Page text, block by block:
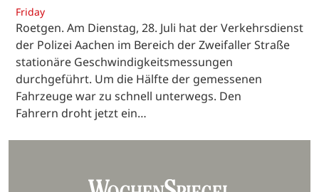
Friday
Roetgen. Am Dienstag, 28. Juli hat der Verkehrsdienst
der Polizei Aachen im Bereich der Zweifaller Straße
stationäre Geschwindigkeitsmessungen
durchgeführt. Um die Hälfte der gemessenen
Fahrzeuge war zu schnell unterwegs. Den
Fahrern droht jetzt ein…